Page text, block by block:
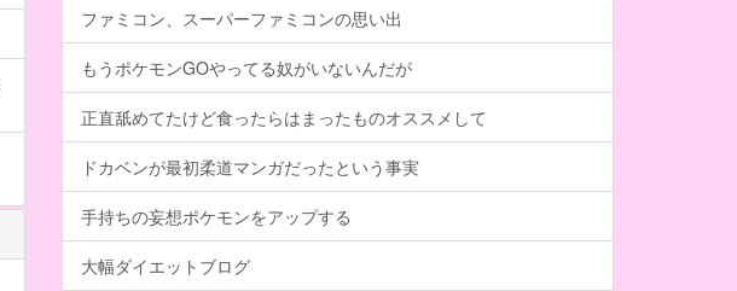
ファミコン、スーパーファミコンの思い出
もうポケモンGOやってる奴がいないんだが
正直舐めてたけど食ったらはまったものオススメして
ドカベンが最初柔道マンガだったという事実
手持ちの妄想ポケモンをアップする
大幅ダイエットブログ